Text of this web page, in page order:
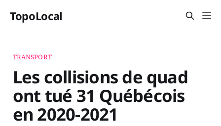
TopoLocal
TRANSPORT
Les collisions de quad
ont tué 31 Québécois
en 2020-2021